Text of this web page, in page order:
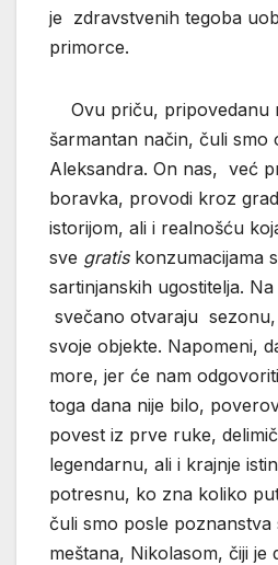
je zdravstvenih tegoba
primorce.
Ovu priču, pripovedanu
šarmantan način, čuli smo
Aleksandra. On nas, već
boravka, provodi kroz
istorijom, ali i realnošću
sve gratiskonzumacijama
sartinjanskih ugostitelja.
svečano otvaraju
svoje objekte. Napomeni,
more, jer će nam
toga dana nije bilo,
povest iz prve ruke,
legendarnu, ali i krajnje
potresnu, ko zna koliko
čuli smo posle poznanstva
meštana, Nikolasom, čiji je